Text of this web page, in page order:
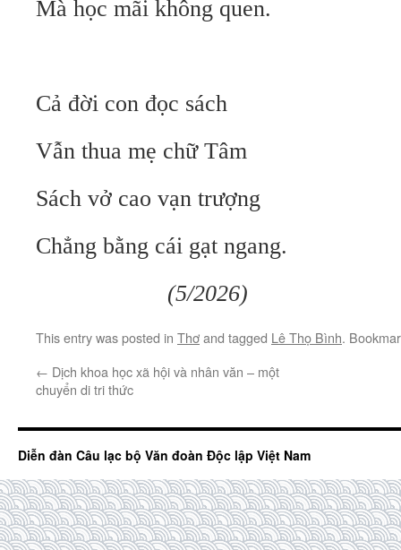
Mà học mãi không quen.
Cả đời con đọc sách
Vẫn thua mẹ chữ Tâm
Sách vở cao vạn trượng
Chẳng bằng cái gạt ngang.
(5/2026)
This entry was posted in Thơand tagged Lê Thọ Bình.
← Dịch khoa học xã hội và nhân văn – một
chuyển di tri thức
Diễn đàn Câu lạc bộ Văn đoàn Độc lập Việt Nam